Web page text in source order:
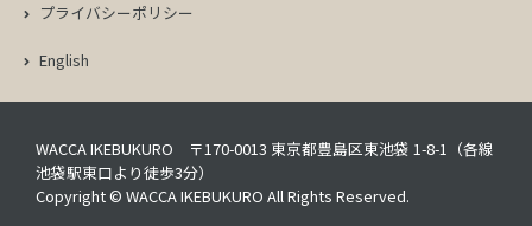
プライバシーポリシー
English
WACCA IKEBUKURO 〒170-0013 東京都豊島区東池袋 1-8-1（各線
池袋駅東口より徒歩3分）
Copyright © WACCA IKEBUKURO All Rights Reserved.